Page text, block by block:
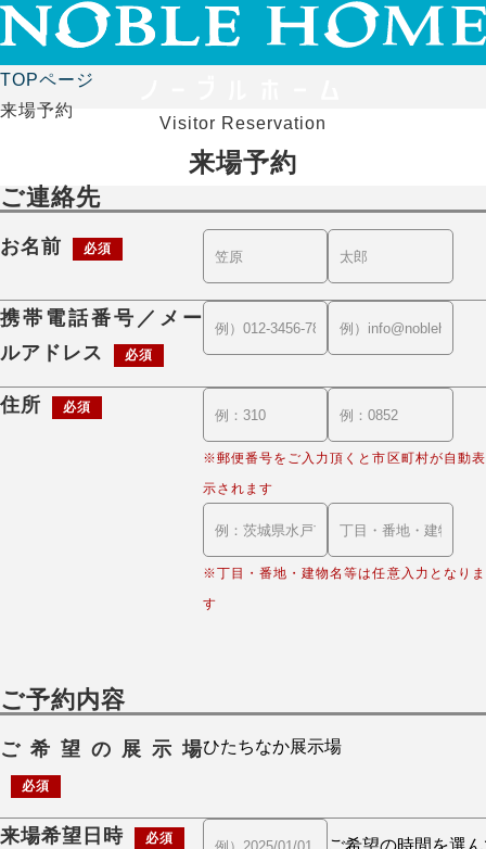
TOPページ
来場予約
Visitor Reservation
来場予約
ご連絡先
お名前 必須
携帯電話番号／メー
ルアドレス
必須
住所 必須
※郵便番号をご入力頂くと市区町村が自動表
示されます
※丁目・番地・建物名等は任意入力となりま
す
ご予約内容
ご希望の展示場
必須
来場希望日時 必須